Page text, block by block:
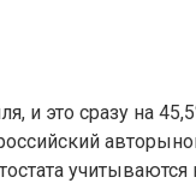
и это сразу на